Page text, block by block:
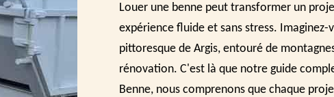
Louer une benne peut transformer un
expérience fluide et sans stress. Imaginez-
pittoresque de Argis, entouré de
rénovation. C'est là que notre guide
Benne, nous comprenons que chaque